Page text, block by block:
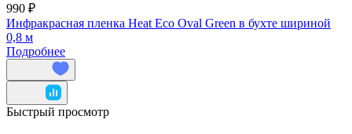
990 ₽
Инфракрасная пленка Heat Eco Oval Green в бухте шириной
0,8 м
Подробнее
Быстрый просмотр